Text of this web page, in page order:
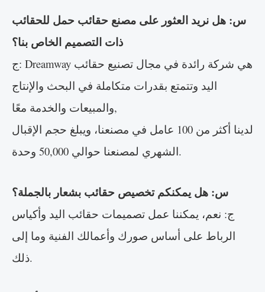
س: هل نريد العثور على مصنع حقائب حمل للحقائب
ذات التصميم الخاص بنا؟
ج: Dreamway هي شركة رائدة في مجال تصنيع حقائب
اليد وتتمتع بقدرات متكاملة في البحث والإنتاج
والمبيعات والخدمة معًا,
لدينا أكثر من 100 عامل في مصنعنا، ويبلغ حجم الإقبال
الشهري لمصنعنا حوالي 50,000 وحدة.
س: هل يمكنكم تخصيص حقائب بشعار بالجملة؟
ج: نعم، يمكننا عمل تصميمات حقائب اليد وأكياس
الرباط على أساس صورك وأعمالك الفنية وما إلى
ذلك.